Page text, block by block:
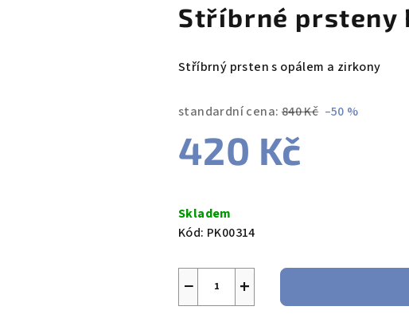
Stříbrné prsteny
Stříbrný prsten s opálem a zirkony
standardní cena: 840 Kč –50 %
420 Kč
cena:
Skladem
Kód: PK00314
+
−